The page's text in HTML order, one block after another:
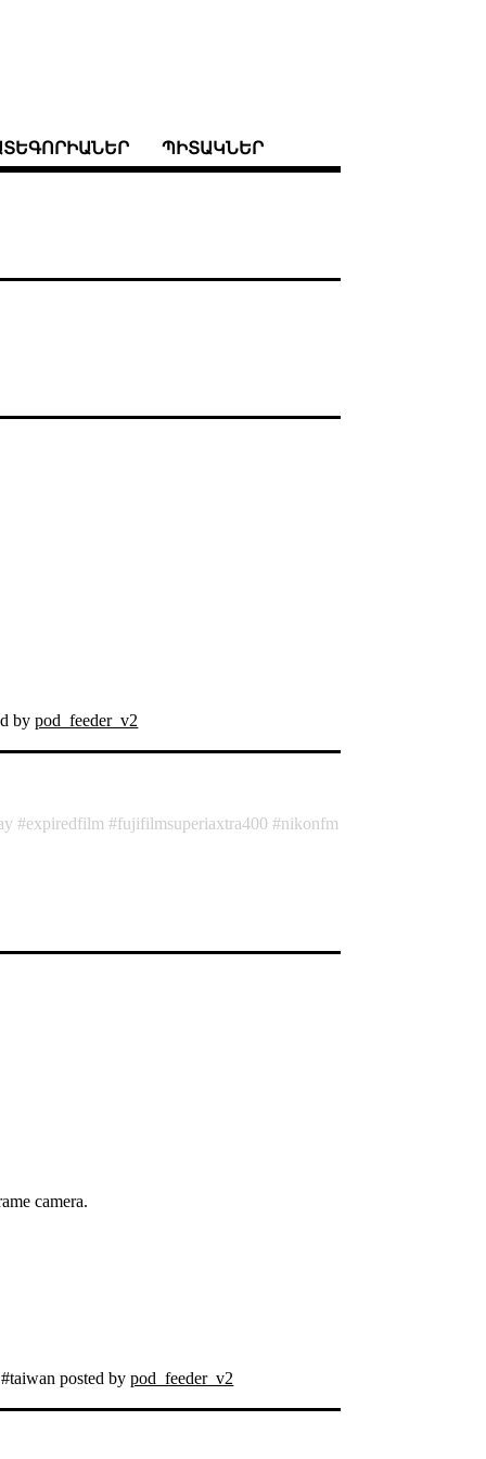
ՊԻՏԱԿՆԵՐ
bypod_feeder_v2
expiredfilm fujifilmsuperiaxtra400
nikonfm
camera.
posted bypod_feeder_v2